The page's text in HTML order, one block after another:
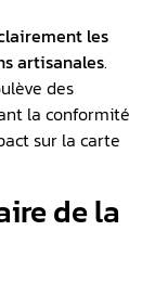
les
artisanales.
des
la conformité
sur la carte
de la